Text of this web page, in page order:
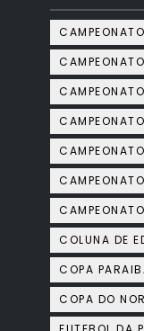
COLUNA DE
COPA
COPA DO